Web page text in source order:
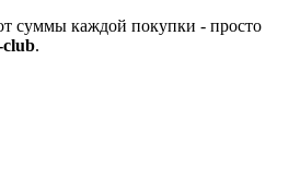
суммы каждой покупки - просто
club.